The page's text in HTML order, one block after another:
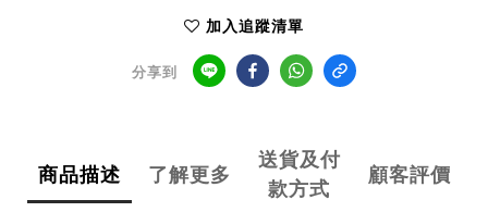
加入追蹤清單
分享到
商品描述 了解更多
送貨及付
款方式
顧客評價